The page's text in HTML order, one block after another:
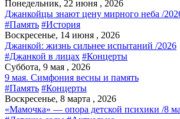
Понедельник, 22 июня , 2026
Джанкойцы знают цену мирного неба /
#Память #История
Воскресенье, 14 июня , 2026
Джанкой: жизнь сильнее испытаний /2026
#Джанкой в лицах #Концерты
Суббота, 9 мая , 2026
9 мая. Симфония весны и память
#Память #Концерты
Воскресенье, 8 марта , 2026
«Мамочка» — опора детской психики /8